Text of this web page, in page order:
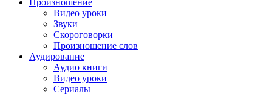
Произношение
Видео уроки
Звуки
Скороговорки
Произношение слов
Аудирование
Аудио книги
Видео уроки
Сериалы